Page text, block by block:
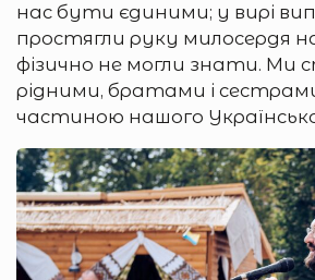
нас бути єдиними; у вирі
простягли руку милосердя
фізично не могли знати. Ми
рідними, братами і
частиною нашого